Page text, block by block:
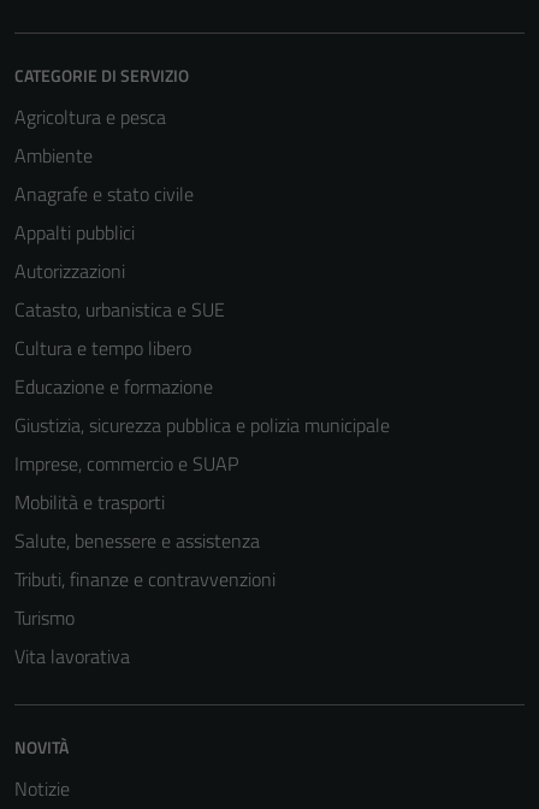
CATEGORIE DI SERVIZIO
Agricoltura e pesca
Ambiente
Anagrafe e stato civile
Appalti pubblici
Autorizzazioni
Catasto, urbanistica e SUE
Cultura e tempo libero
Educazione e formazione
Giustizia, sicurezza pubblica e polizia municipale
Imprese, commercio e SUAP
Mobilità e trasporti
Salute, benessere e assistenza
Tributi, finanze e contravvenzioni
Turismo
Vita lavorativa
NOVITÀ
Notizie